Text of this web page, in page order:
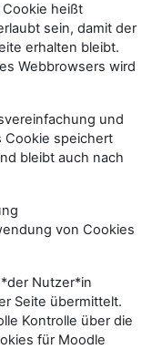
heißt
sein, damit der
erhalten bleibt.
Webbrowsers wird
und
Cookie speichert
bleibt auch nach
von Cookies
Nutzer*in
Seite übermittelt.
Kontrolle über die
für Moodle